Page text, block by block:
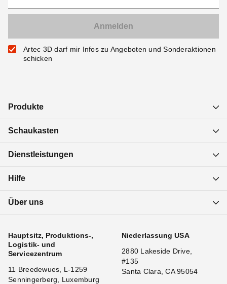
Artec 3D darf mir Infos zu Angeboten und Sonderaktionen
schicken
Produkte
Schaukasten
Dienstleistungen
Hilfe
Über uns
Hauptsitz, Produktions-,
Logistik- und
Servicezentrum
11 Breedewues, L-1259
Senningerberg, Luxemburg
Niederlassung USA
2880 Lakeside Drive,
#135
Santa Clara, CA 95054